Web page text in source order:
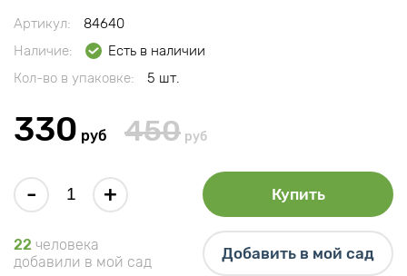
Артикул:
84640
Наличие:
Есть в наличии
Кол-во в упаковке:
5 шт.
330 руб 450 руб
- + Купить
22 человека
добавили в мой сад
Добавить в мой сад